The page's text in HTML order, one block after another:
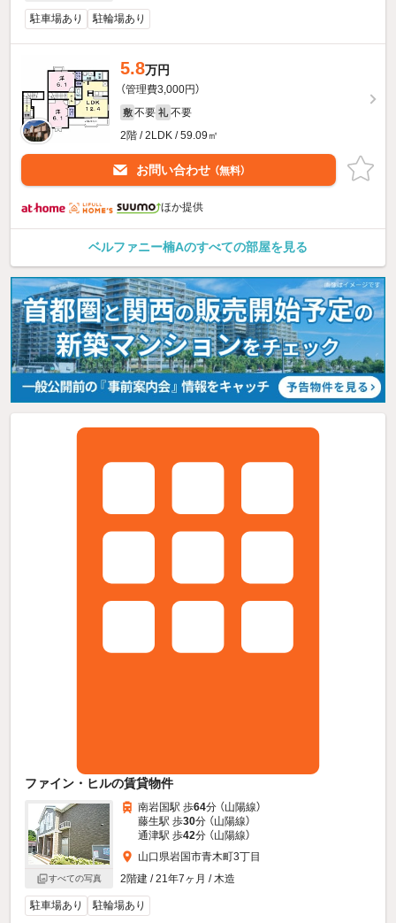
駐車場あり 駐輪場あり
5.8万円
（管理費3,000円）
敷 不要 礼 不要
2階 / 2LDK / 59.09㎡
お問い合わせ （無料）
ほか提供
ベルファニー楠Aのすべての部屋を見る
ファイン・ヒルの賃貸物件
すべての写真
南岩国駅 歩64分 （山陽線）
藤生駅 歩30分 （山陽線）
通津駅 歩42分 （山陽線）
山口県岩国市青木町3丁目
2階建 / 21年7ヶ月 / 木造
駐車場あり 駐輪場あり